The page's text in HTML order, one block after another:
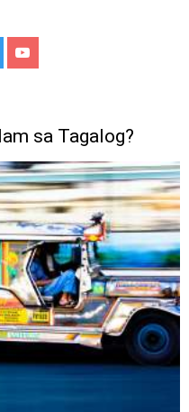
sa Tagalog?